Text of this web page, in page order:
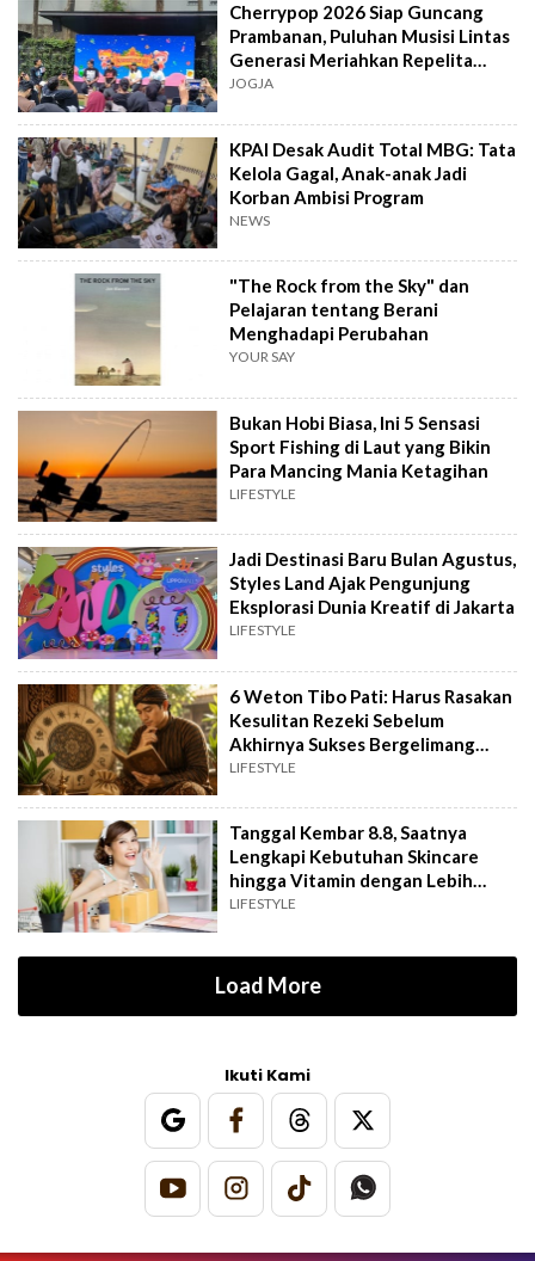
Cherrypop 2026 Siap Guncang
Prambanan, Puluhan Musisi Lintas
Generasi Meriahkan Repelita
Musik
JOGJA
KPAI Desak Audit Total MBG: Tata
Kelola Gagal, Anak-anak Jadi
Korban Ambisi Program
NEWS
"The Rock from the Sky" dan
Pelajaran tentang Berani
Menghadapi Perubahan
YOUR SAY
Bukan Hobi Biasa, Ini 5 Sensasi
Sport Fishing di Laut yang Bikin
Para Mancing Mania Ketagihan
LIFESTYLE
Jadi Destinasi Baru Bulan Agustus,
Styles Land Ajak Pengunjung
Eksplorasi Dunia Kreatif di Jakarta
LIFESTYLE
6 Weton Tibo Pati: Harus Rasakan
Kesulitan Rezeki Sebelum
Akhirnya Sukses Bergelimang
Harta
LIFESTYLE
Tanggal Kembar 8.8, Saatnya
Lengkapi Kebutuhan Skincare
hingga Vitamin dengan Lebih
Hemat
LIFESTYLE
Load More
Ikuti Kami